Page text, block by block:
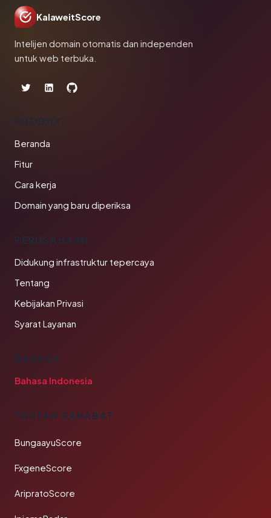
KalaweitScore
Intelijen domain otomatis dan independen
untuk web terbuka.
PRODUK
Beranda
Fitur
Cara kerja
Domain yang baru diperiksa
PERUSAHAAN
Didukung infrastruktur tepercaya
Tentang
Kebijakan Privasi
Syarat Layanan
BAHASA
Bahasa Indonesia
TAUTAN SAHABAT
BungaayuScore
FxgeneScore
AripratoScore